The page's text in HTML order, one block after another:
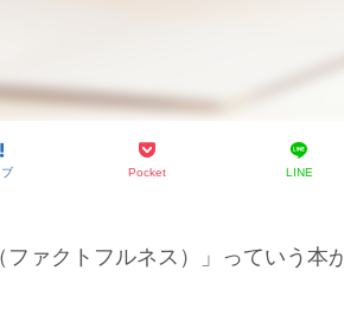
Pocket LINE
ァクトフルネス）」っていう本